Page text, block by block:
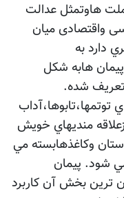
هاوتمثل عدالت
واقتصادی میان
دارد به
هابه شكل
تعريف شده.
توتمها،تابوها،آداب
منديهاي خويش
وكاغذهابسته مي
شود. پيمان
ترين بخش آن كاربرد